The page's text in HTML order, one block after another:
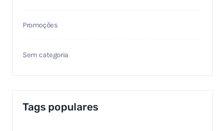
Promoções
Sem categoria
Tags populares